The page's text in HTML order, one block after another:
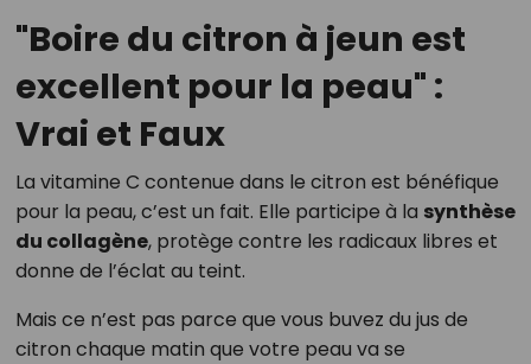
"Boire du citron à jeun est
excellent pour la peau" :
Vrai et Faux
La vitamine C contenue dans le citron est bénéfique
pour la peau, c’est un fait. Elle participe à la synthèse
du collagène, protège contre les radicaux libres et
donne de l’éclat au teint.
Mais ce n’est pas parce que vous buvez du jus de
citron chaque matin que votre peau va se